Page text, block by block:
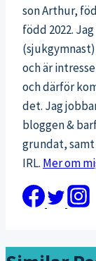
son Arthur,
född 2022.
och är
och därför
det. Jag
bloggen &
grundat,
IRL. Mer om